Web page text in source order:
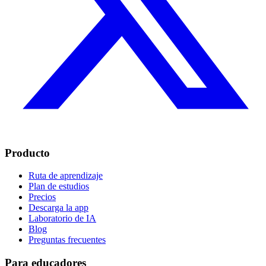
Producto
Ruta de aprendizaje
Plan de estudios
Precios
Descarga la app
Laboratorio de IA
Blog
Preguntas frecuentes
Para educadores